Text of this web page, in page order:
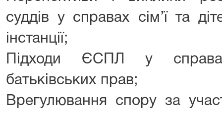
суддів у справах сім’ї та
інстанції;
Підходи ЄСПЛ у
батьківських прав;
Врегулювання спору за